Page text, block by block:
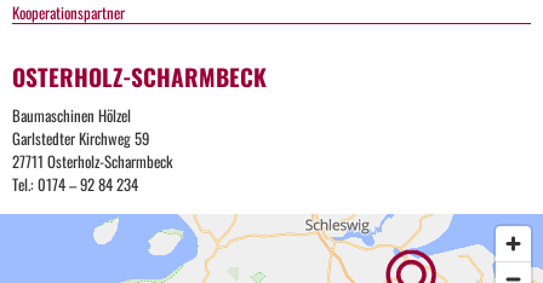
Kooperationspartner
OSTERHOLZ-SCHARMBECK
Baumaschinen Hölzel
Garlstedter Kirchweg 59
27711 Osterholz-Scharmbeck
Tel.: 0174 – 92 84 234